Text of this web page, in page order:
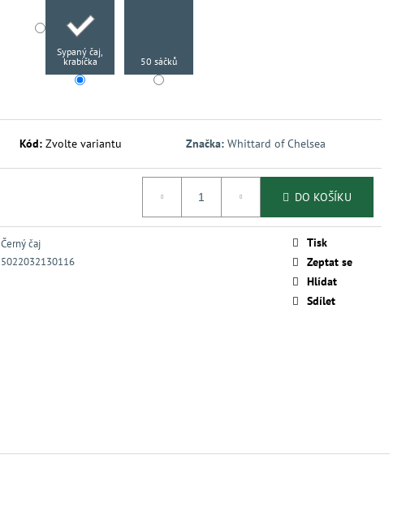
Sypaný čaj,
krabička
50 sáčků
Kód: Zvolte variantu Značka: Whittard of Chelsea
DO KOŠÍKU
Černý čaj
5022032130116
Tisk
Zeptat se
Hlídat
Sdílet